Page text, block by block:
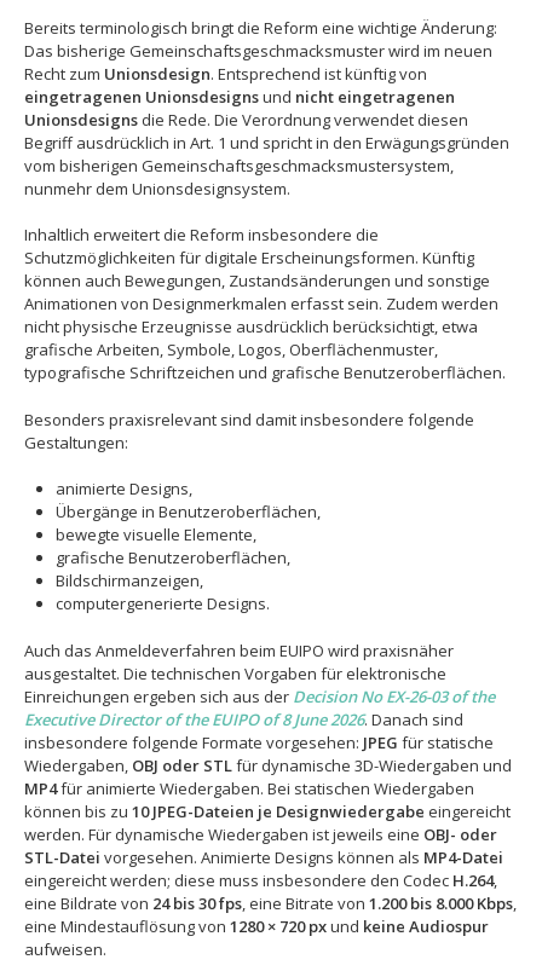
Bereits terminologisch bringt die Reform eine wichtige Änderung:
Das bisherige Gemeinschaftsgeschmacksmuster wird im neuen
Recht zum Unionsdesign. Entsprechend ist künftig von
eingetragenen Unionsdesignsund nicht eingetragenen
Unionsdesigns die Rede. Die Verordnung verwendet diesen
Begriff ausdrücklich in Art. 1 und spricht in den Erwägungsgründen
vom bisherigen Gemeinschaftsgeschmacksmustersystem,
nunmehr dem Unionsdesignsystem.
Inhaltlich erweitert die Reform insbesondere die
Schutzmöglichkeiten für digitale Erscheinungsformen. Künftig
können auch Bewegungen, Zustandsänderungen und sonstige
Animationen von Designmerkmalen erfasst sein. Zudem werden
nicht physische Erzeugnisse ausdrücklich berücksichtigt, etwa
grafische Arbeiten, Symbole, Logos, Oberflächenmuster,
typografische Schriftzeichen und grafische Benutzeroberflächen.
Besonders praxisrelevant sind damit insbesondere folgende
Gestaltungen:
animierte Designs,
Übergänge in Benutzeroberflächen,
bewegte visuelle Elemente,
grafische Benutzeroberflächen,
Bildschirmanzeigen,
computergenerierte Designs.
Auch das Anmeldeverfahren beim EUIPO wird praxisnäher
ausgestaltet. Die technischen Vorgaben für elektronische
Einreichungen ergeben sich aus der Decision No EX-26-03 of the
Executive Director of the EUIPO of 8 June 2026. Danach sind
insbesondere folgende Formate vorgesehen: JPEG für statische
Wiedergaben, OBJ oder STLfür dynamische 3D-Wiedergaben und
MP4für animierte Wiedergaben. Bei statischen Wiedergaben
können bis zu 10 JPEG-Dateien je Designwiedergabe eingereicht
werden. Für dynamische Wiedergaben ist jeweils eine OBJ- oder
STL-Datei vorgesehen. Animierte Designs können als MP4-Datei
eingereicht werden; diese muss insbesondere den Codec H.264,
eine Bildrate von 24 bis 30 fps , eine Bitrate von 1.200 bis 8.000 Kbps
eine Mindestauflösung von 1280 × 720 pxund keine Audiospur
aufweisen.